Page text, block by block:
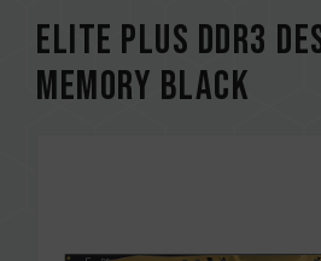
ELITE PLUS DDR3
MEMORY BLACK